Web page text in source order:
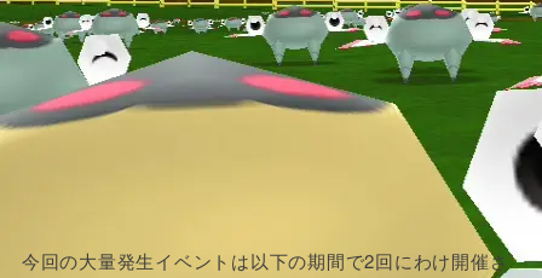
今回の大量発生イベントは以下の期間で2回にわけ開催さ